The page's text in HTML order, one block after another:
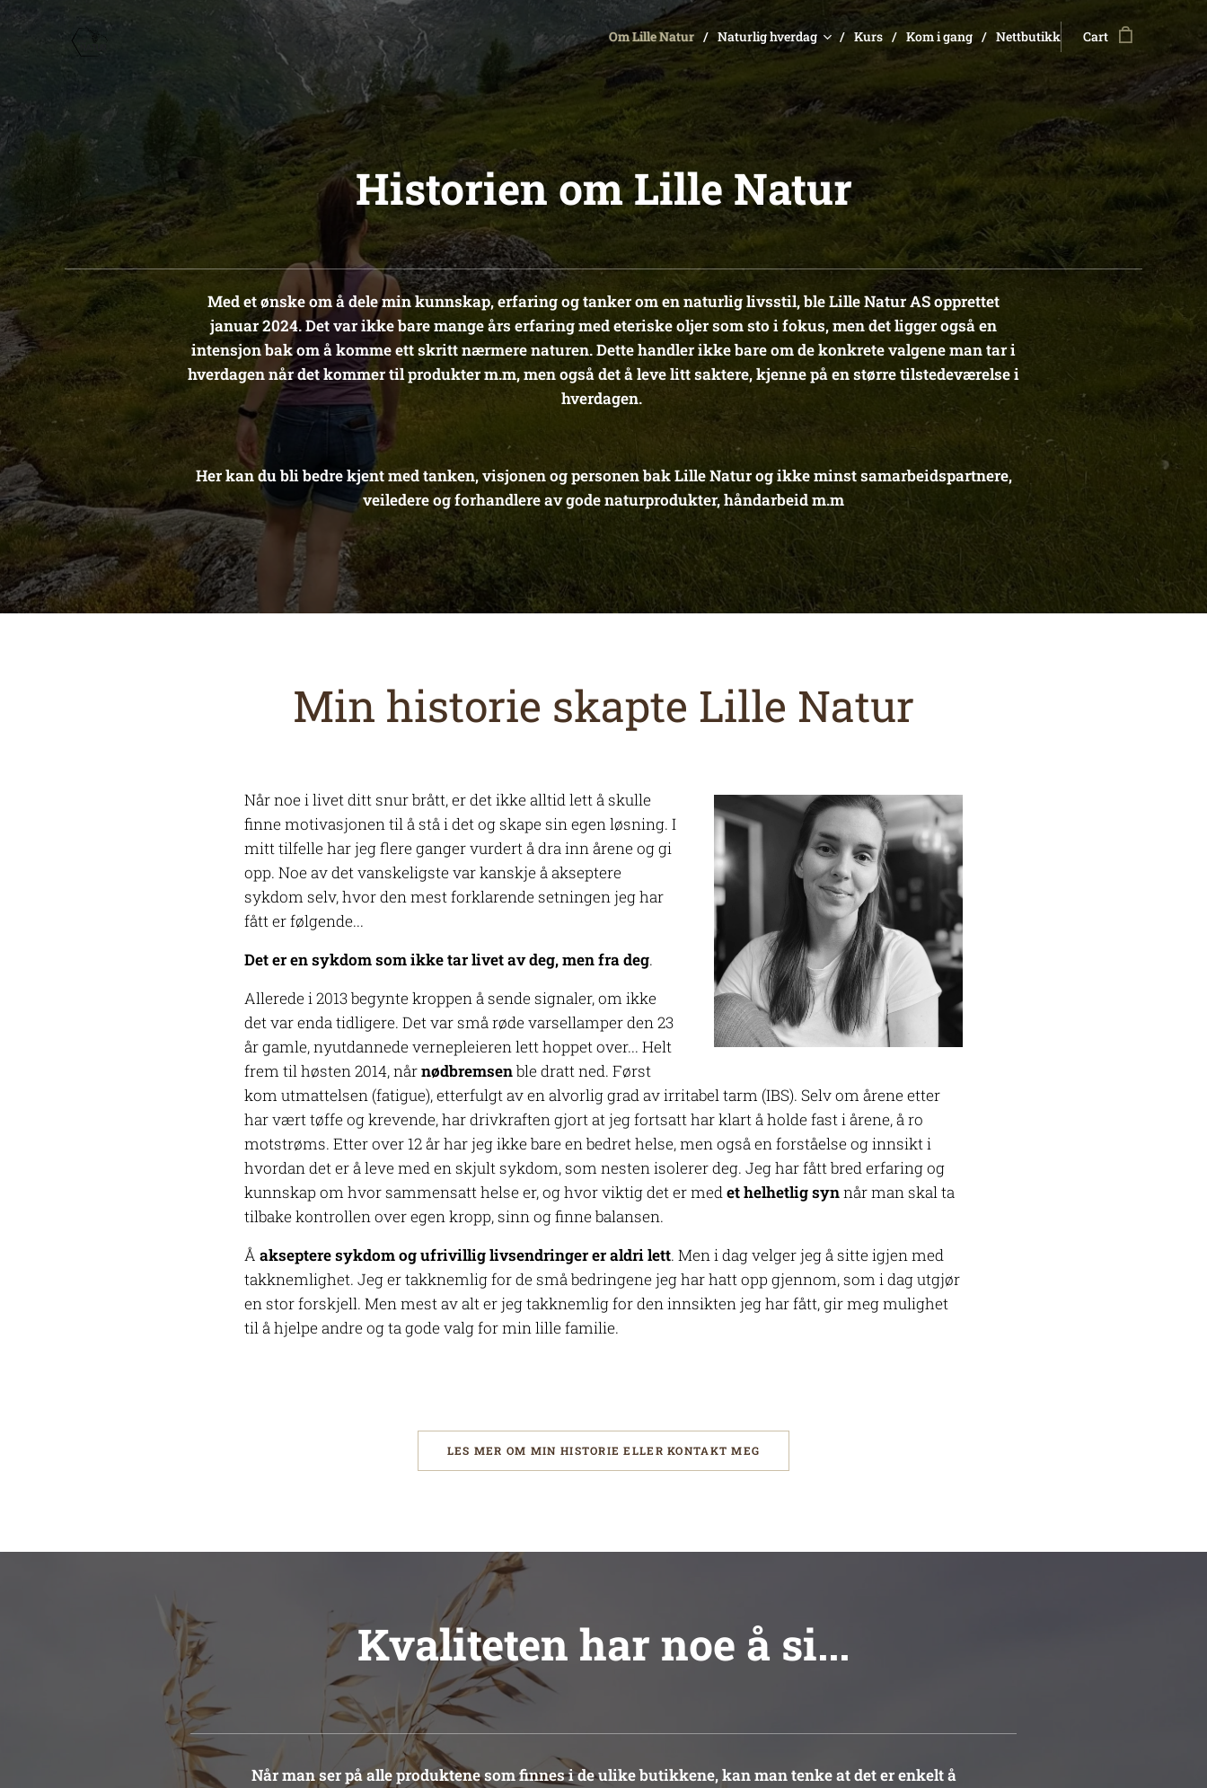
Om Lille Natur Naturlig hverdag Kurs Kom i gang Nettbutikk Cart
Historien om Lille Natur
Med et ønske om å dele min kunnskap, erfaring og tanker om en naturlig livsstil, ble Lille Natur AS opprettet
januar 2024. Det var ikke bare mange års erfaring med eteriske oljer som sto i fokus, men det ligger også en
intensjon bak om å komme ett skritt nærmere naturen. Dette handler ikke bare om de konkrete valgene man tar i
hverdagen når det kommer til produkter m.m, men også det å leve litt saktere, kjenne på en større tilstedeværelse i
hverdagen.
Her kan du bli bedre kjent med tanken, visjonen og personen bak Lille Natur og ikke minst samarbeidspartnere,
veiledereog forhandlere av gode naturprodukter, håndarbeid m.m
Min historie skapte Lille Natur
Når noe i livet ditt snur brått, er det ikke alltid lett å skulle
finne motivasjonen til å stå i det og skape sin egen løsning. I
mitt tilfelle har jeg flere ganger vurdert å dra inn årene og gi
opp. Noe av det vanskeligste var kanskje å akseptere
sykdom selv, hvor den mest forklarende setningen jeg har
fått er følgende...
Det er en sykdom som ikke tar livetavdeg, menfradeg.
Allerede i 2013 begynte kroppen å sende signaler, om ikke
det var enda tidligere. Det var små røde varsellamper den 23
år gamle, nyutdannede vernepleieren lett hoppet over... Helt
frem til høsten 2014, nårnødbremsenble dratt ned. Først
kom utmattelsen (fatigue), etterfulgt av en alvorlig grad av irritabel tarm (IBS). Selv om årene etter
har vært tøffe og krevende, har drivkraften gjort at jeg fortsatt har klart å holde fast i årene, å ro
motstrøms. Etter over 12 år har jeg ikke bare en bedret helse, men også en forståelse og innsikt i
hvordan det er å leve med en skjult sykdom, som nesten isolerer deg. Jeg har fått bred erfaring og
kunnskap om hvor sammensatt helse er, og hvor viktig det er medet helhetlig synnår man skal ta
tilbake kontrollen over egen kropp, sinn og finne balansen.
Å akseptere sykdom og ufrivillig livsendringer er aldri lett. Men i dag velger jeg å sitte igjen med
takknemlighet. Jeg er takknemlig for de små bedringene jeg har hatt opp gjennom, som i dag utgjør
en stor forskjell. Men mest av alt er jeg takknemlig for den innsikten jeg har fått, gir meg mulighet
til å hjelpe andre og ta gode valg for min lille familie.
LES MER OM MIN HISTORIE ELLER KONTAKT MEG
Kvaliteten har noe å si...
Når man ser på alle produktene som finnes i de ulike butikkene, kan man tenke at det er enkelt å